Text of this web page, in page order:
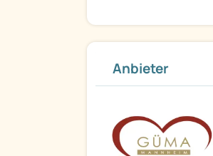
Anbieter